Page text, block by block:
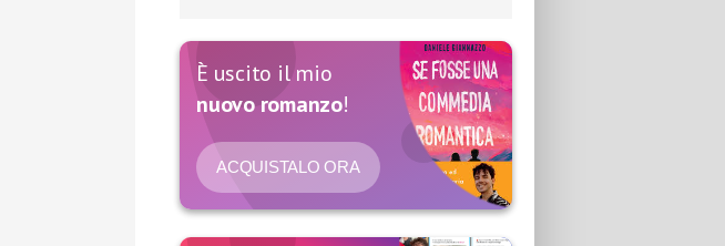
È uscito il mio
nuovo romanzo!
ACQUISTALO ORA